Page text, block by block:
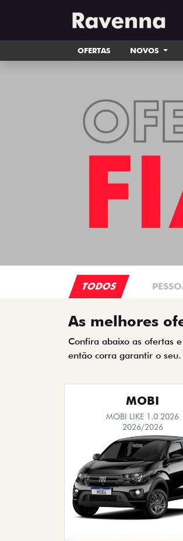
OFERTAS NOVOS
TODOS
As melhores
Confira abaixo as ofertas
então corra garantir o seu.
MOBI
MOBI LIKE 1.0 2026
2026/2026